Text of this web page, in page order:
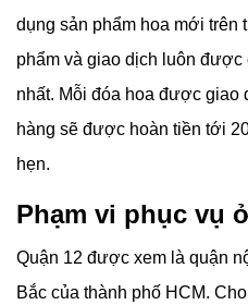
dụng sản phẩm hoa mới
phẩm và giao dịch luôn được
nhất. Mỗi đóa hoa được giao
hàng sẽ được hoàn tiền tới
hẹn.
Phạm vi phục vụ
Quận 12 được xem là quận
Bắc của thành phố HCM.